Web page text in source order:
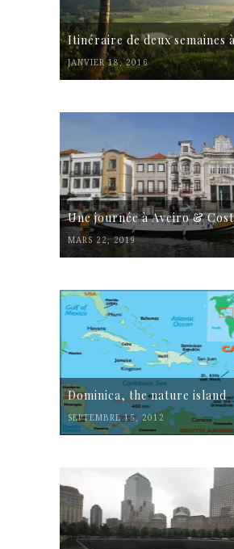
Itinéraire de deux semaines
JANVIER 18, 2016
Une journée à Aveiro &
MARS 22, 2019
Dominica, the nature island
SEPTEMBRE 15, 2012